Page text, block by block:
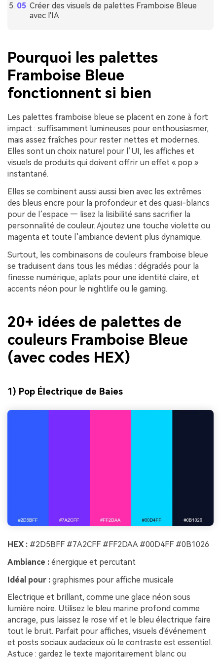
Créer des visuels de palettes Framboise Bleue
avec l'IA
Pourquoi les palettes
Framboise Bleue
fonctionnent si bien
Les palettes framboise bleue se placent en zone à fort
impact : suffisamment lumineuses pour enthousiasmer,
mais assez fraîches pour rester nettes et modernes.
Elles sont un choix naturel pour l’UI, les affiches et
visuels de produits qui doivent offrir un effet « pop »
instantané.
Elles se combinent aussi aussi bien avec les extrêmes :
des bleus encre pour la profondeur et des quasi-blancs
pour de l’espace — lisez la lisibilité sans sacrifier la
personnalité de couleur. Ajoutez une touche violette ou
magenta et toute l’ambiance devient plus dynamique.
Surtout, les combinaisons de couleurs framboise bleue
se traduisent dans tous les médias : dégradés pour la
finesse numérique, aplats pour une identité claire, et
accents néon pour le nightlife ou le gaming.
20+ idées de palettes de
couleurs Framboise Bleue
(avec codes HEX)
1) Pop Électrique de Baies
HEX : #2D5BFF #7A2CFF #FF2DAA #00D4FF #0B1026
Ambiance : énergique et percutant
Idéal pour : graphismes pour affiche musicale
Electrique et brillant, comme une glace néon sous
lumière noire. Utilisez le bleu marine profond comme
ancrage, puis laissez le rose vif et le bleu électrique faire
tout le bruit. Parfait pour affiches, visuels d'événement
et posts sociaux audacieux où le contraste est essentiel.
Astuce : gardez le texte majoritairement blanc ou